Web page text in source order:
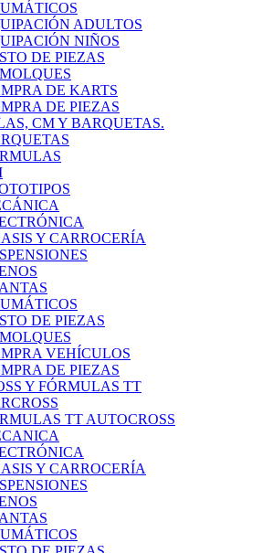
ADULTOS
NIÑOS
DE PIEZAS
DE KARTS
DE PIEZAS
CM Y BARQUETAS.
Y CARROCERÍA
DE PIEZAS
VEHÍCULOS
DE PIEZAS
Y FÓRMULAS TT
TT AUTOCROSS
Y CARROCERÍA